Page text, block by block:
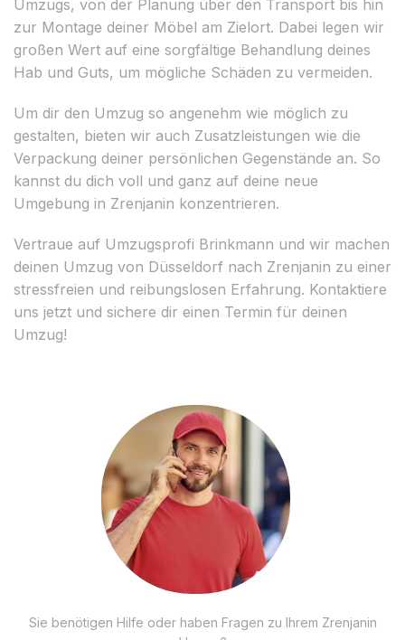
Umzugs, von der Planung über den Transport bis hin
zur Montage deiner Möbel am Zielort. Dabei legen wir
großen Wert auf eine sorgfältige Behandlung deines
Hab und Guts, um mögliche Schäden zu vermeiden.
Um dir den Umzug so angenehm wie möglich zu
gestalten, bieten wir auch Zusatzleistungen wie die
Verpackung deiner persönlichen Gegenstände an. So
kannst du dich voll und ganz auf deine neue
Umgebung in Zrenjanin konzentrieren.
Vertraue auf Umzugsprofi Brinkmann und wir machen
deinen Umzug von Düsseldorf nach Zrenjanin zu einer
stressfreien und reibungslosen Erfahrung. Kontaktiere
uns jetzt und sichere dir einen Termin für deinen
Umzug!
Sie benötigen Hilfe oder haben Fragen zu Ihrem Zrenjanin